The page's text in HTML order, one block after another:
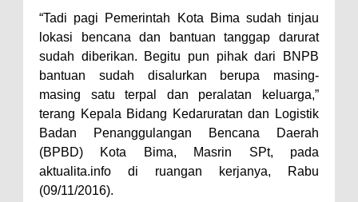
Pastikan Pemindahan Layanan
Berjalan Bertahap
"Polisi Peduli" Satsamapta
Polres Bima Bantu Warga Padolo
Atasi Krisis Air Bersih
Wali Kota Bima Tinjau Rumah
Warga Tidak Layak Huni di
“Tadi pagi Pemerintah Kota Bima sudah tinjau
lokasi bencana dan bantuan tanggap darurat
sudah diberikan. Begitu pun pihak dari BNPB
bantuan sudah disalurkan berupa masing-
masing satu terpal dan peralatan keluarga,”
terang Kepala Bidang Kedaruratan dan Logistik
Badan Penanggulangan Bencana Daerah
(BPBD) Kota Bima, Masrin SPt, pada
aktualita.info di ruangan kerjanya, Rabu
(09/11/2016).